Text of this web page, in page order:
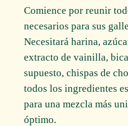
Comience por reunir
necesarios para sus
Necesitará harina,
extracto de vainilla,
supuesto, chispas de
todos los ingredientes
para una mezcla más
óptimo.